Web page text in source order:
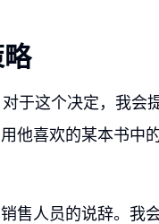
于这个决定，我会
他喜欢的某本书中
售人员的说辞。我